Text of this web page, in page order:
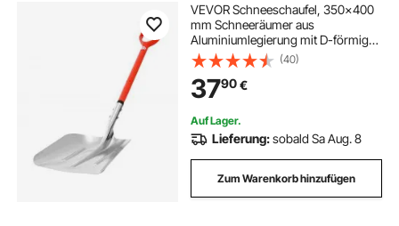
VEVOR Schneeschaufel, 350x400
mm Schneeräumer aus
Aluminiumlegierung mit D-förmigen
Griffen, Schneeräumer,
Schneeschippe, Schneeschüppe,
tragbares Schneeräumwerkzeug für
Garten, Auto, Camping
(40)
3790€
Auf Lager.
Lieferung:sobald Sa Aug. 8
Zum Warenkorb hinzufügen